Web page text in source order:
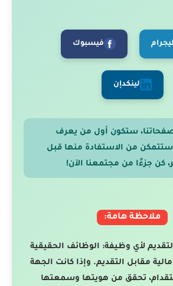
فيسبوك
لينكدإن
ستكون أول من يعرف
من الاستفادة منها قبل
كن جزءًا من مجتمعنا الآن!
ملاحظة هامة:
التقديم لأي وظيفة: الوظائف الحقيقية
مقابل التقديم. وإذا كانت الجهة
تحقق من هويتها وسمعتها